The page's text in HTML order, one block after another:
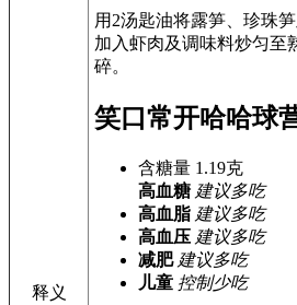
释义
用2汤匙油将露笋、珍珠
加入虾肉及调味料炒匀至
碎。
笑口常开哈哈球
含糖量 1.19克
高血糖 建议多吃
高血脂 建议多吃
高血压 建议多吃
减肥 建议多吃
儿童 控制少吃